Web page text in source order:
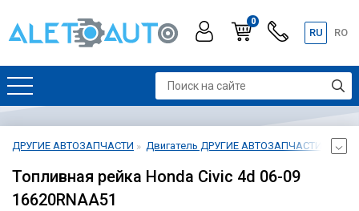
0
RU RO
ДРУГИЕ АВТОЗАПЧАСТИ Двигатель ДРУГИЕ АВТОЗАПЧАСТИ
Топливная рейка Honda Civic 4d 06-09
16620RNAA51